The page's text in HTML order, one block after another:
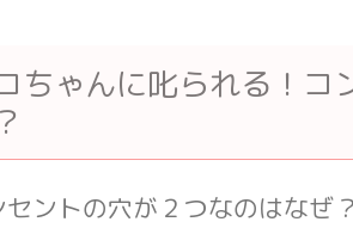
ちゃんに叱られる！コ
セントの穴が２つなのはなぜ？